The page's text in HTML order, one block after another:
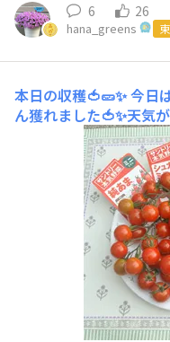
6 26
hana_greens
本日の収穫🍅🥒✨今日
ん獲れました🍅✨天気
みたい😆水切れで大き
節なりきゅうりもひと
株にやっと雌花を見つ
多いです😅節なりきゅ
しい葉っぱ